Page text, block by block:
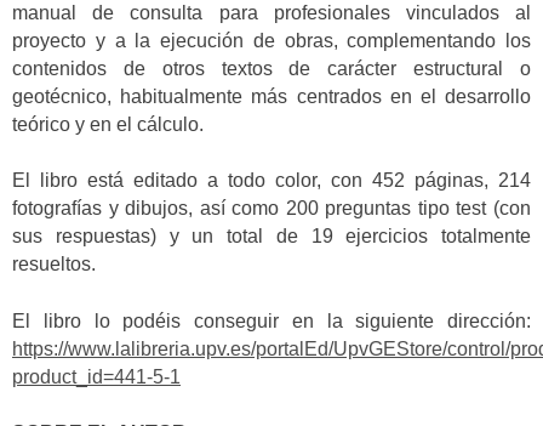
manual de consulta para profesionales vinculados al
proyecto y a la ejecución de obras, complementando los
contenidos de otros textos de carácter estructural o
geotécnico, habitualmente más centrados en el desarrollo
teórico y en el cálculo.
El libro está editado a todo color, con 452 páginas, 214
fotografías y dibujos, así como 200 preguntas tipo test (con
sus respuestas) y un total de 19 ejercicios totalmente
resueltos.
El libro lo podéis conseguir en la siguiente dirección:
https://www.lalibreria.upv.es/portalEd/UpvGEStore/control/
product_id=441-5-1